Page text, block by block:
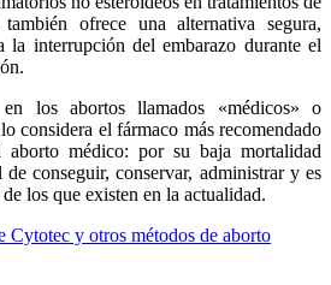
también ofrece una alternativa segura,
la interrupción del embarazo durante el
los abortos llamados «médicos» o
considera el fármaco más recomendado
médico: por su baja mortalidad
conseguir, conservar, administrar y es
los que existen en la actualidad.
Cytotec y otros métodos de aborto